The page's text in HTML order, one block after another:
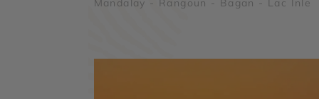
Mandalay - Rangoun - Bagan - Lac Inle